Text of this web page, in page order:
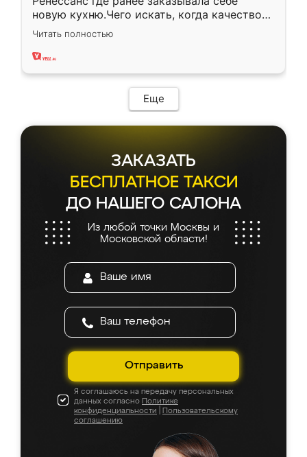
новую кухню.Чего искать, когда качеством
вполне довольна. Служит кухня уже почти
два года, нареканий нет.
Читать полностью
Еще
ЗАКАЗАТЬ
БЕСПЛАТНОЕ ТАКСИ
ДО НАШЕГО САЛОНА
Из любой точки Москвы и
Московской области!
Отправить
Я соглашаюсь на передачу персональных
данных согласно Политике
конфиденциальности
Пользовательскому
соглашению